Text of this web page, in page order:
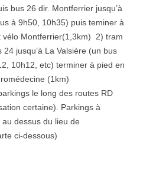
bus 26 dir. Montferrier jusqu’à
à 9h50, 10h35) puis teminer à
vélo Montferrier(1,3km) 2) tram
jusqu’à La Valsière (un bus
10h12, etc) terminer à pied en
(1km)
le long des routes RD
certaine). Parkings à
dessus du lieu de
ci-dessous)